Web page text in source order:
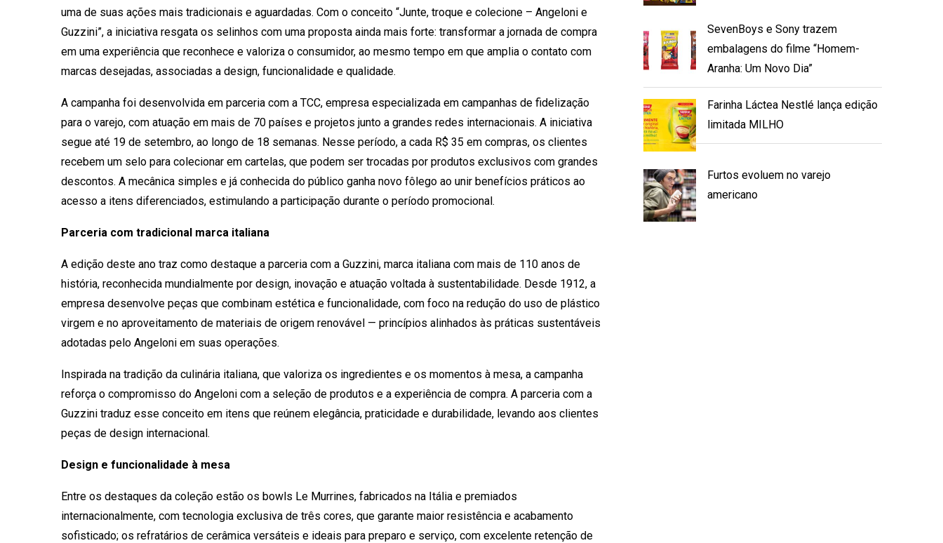
uma de suas ações mais tradicionais e aguardadas. Com o conceito “Junte, troque e colecione – Angeloni e
Guzzini”, a iniciativa resgata os selinhos com uma proposta ainda mais forte: transformar a jornada de compra
em uma experiência que reconhece e valoriza o consumidor, ao mesmo tempo em que amplia o contato com
marcas desejadas, associadas a design, funcionalidade e qualidade.
A campanha foi desenvolvida em parceria com a TCC, empresa especializada em campanhas de fidelização
para o varejo, com atuação em mais de 70 países e projetos junto a grandes redes internacionais. A iniciativa
segue até 19 de setembro, ao longo de 18 semanas. Nesse período, a cada R$ 35 em compras, os clientes
recebem um selo para colecionar em cartelas, que podem ser trocadas por produtos exclusivos com grandes
descontos. A mecânica simples e já conhecida do público ganha novo fôlego ao unir benefícios práticos ao
acesso a itens diferenciados, estimulando a participação durante o período promocional.
Parceria com tradicional marca italiana
A edição deste ano traz como destaque a parceria com a Guzzini, marca italiana com mais de 110 anos de
história, reconhecida mundialmente por design, inovação e atuação voltada à sustentabilidade. Desde 1912, a
empresa desenvolve peças que combinam estética e funcionalidade, com foco na redução do uso de plástico
virgem e no aproveitamento de materiais de origem renovável — princípios alinhados às práticas sustentáveis
adotadas pelo Angeloni em suas operações.
Inspirada na tradição da culinária italiana, que valoriza os ingredientes e os momentos à mesa, a campanha
reforça o compromisso do Angeloni com a seleção de produtos e a experiência de compra. A parceria com a
Guzzini traduz esse conceito em itens que reúnem elegância, praticidade e durabilidade, levando aos clientes
peças de design internacional.
Design e funcionalidade à mesa
Entre os destaques da coleção estão os bowls Le Murrines, fabricados na Itália e premiados
internacionalmente, com tecnologia exclusiva de três cores, que garante maior resistência e acabamento
sofisticado; os refratários de cerâmica versáteis e ideais para preparo e serviço, com excelente retenção de
SevenBoys e Sony trazem
embalagens do filme “Homem-
Aranha: Um Novo Dia”
Farinha Láctea Nestlé lança edição
limitada MILHO
Furtos evoluem no varejo
americano